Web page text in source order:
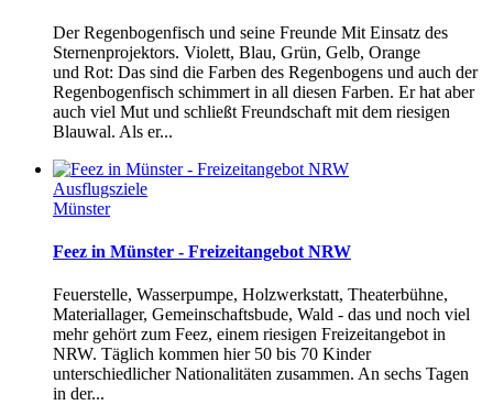
Der Regenbogenfisch und seine Freunde Mit Einsatz des
Sternenprojektors. Violett, Blau, Grün, Gelb, Orange
und Rot: Das sind die Farben des Regenbogens und auch der
Regenbogenfisch schimmert in all diesen Farben. Er hat aber
auch viel Mut und schließt Freundschaft mit dem riesigen
Blauwal. Als er...
Ausflugsziele
Münster
Feez in Münster - Freizeitangebot NRW
Feuerstelle, Wasserpumpe, Holzwerkstatt, Theaterbühne,
Materiallager, Gemeinschaftsbude, Wald - das und noch viel
mehr gehört zum Feez, einem riesigen Freizeitangebot in
NRW. Täglich kommen hier 50 bis 70 Kinder
unterschiedlicher Nationalitäten zusammen. An sechs Tagen
in der...